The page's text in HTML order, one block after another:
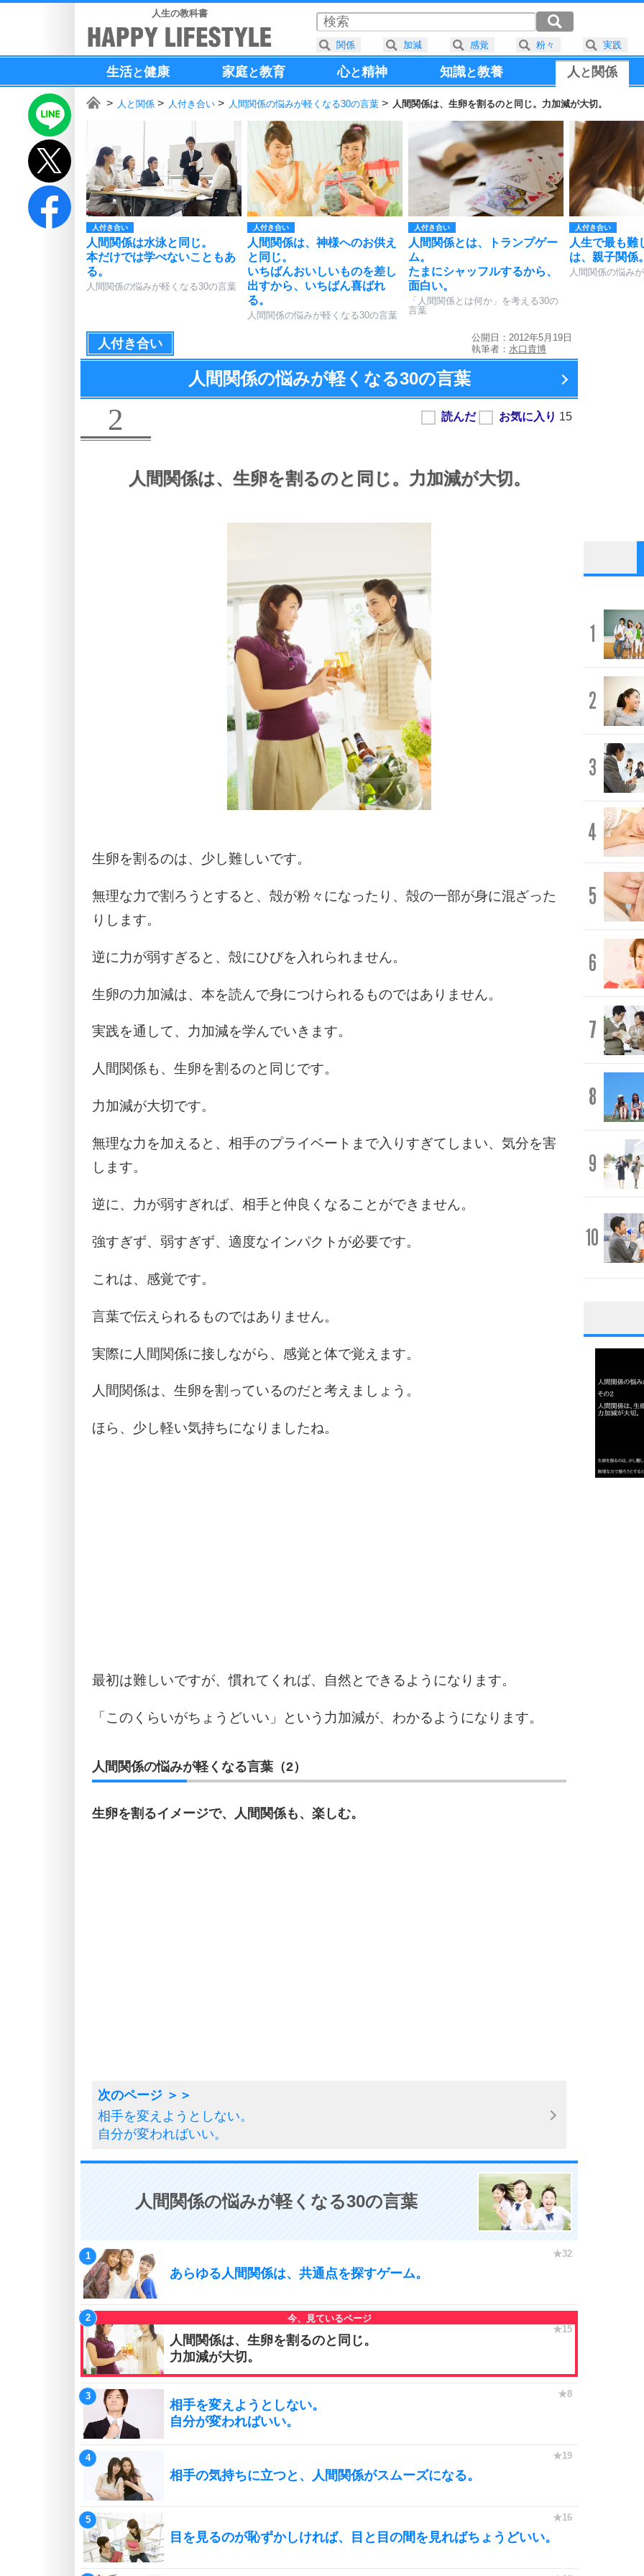
人生の教科書
生活と健康 家庭と教育 心と精神 知識と教養 人と 関係
人と関係 人付き合い 人間関係の悩みが軽くなる30の言葉 人間関係は、生卵を割るのと同じ。力加減が大切。
人付き合い
人間関係は水泳と同じ。
本だけでは学べないこともあ
る。
人間関係の悩みが軽くなる30の言葉
人付き合い
人間関係は、神様へのお供え
と同じ。
いちばんおいしいものを差し
出すから、いちばん喜ばれ
る。
人間関係の悩みが軽くなる30の言葉
人付き合い
人間関係とは、トランプゲー
ム。
たまにシャッフルするから、
面白い。
「人間関係とは何か」を考える30の
言葉
人付き合い
人生で最も難
は、親子関係。
人間関係の悩み
人付き合い
公開日：2012年5月19日
執筆者： 水口貴博
人間関係の悩みが軽くなる30の言葉
2
人間関係は、 生卵を割るのと同じ。 力加減が大切。
生卵を割るのは、少し難しいです。
無理な力で割ろうとすると、殻が粉々になったり、殻の一部が身に混ざった
りします。
逆に力が弱すぎると、殻にひびを入れられません。
生卵の力加減は、本を読んで身につけられるものではありません。
実践を通して、力加減を学んでいきます。
人間関係も、生卵を割るのと同じです。
力加減が大切です。
無理な力を加えると、相手のプライベートまで入りすぎてしまい、気分を害
します。
逆に、力が弱すぎれば、相手と仲良くなることができません。
強すぎず、弱すぎず、適度なインパクトが必要です。
これは、感覚です。
言葉で伝えられるものではありません。
実際に人間関係に接しながら、感覚と体で覚えます。
人間関係は、生卵を割っているのだと考えましょう。
ほら、少し軽い気持ちになりましたね。
最初は難しいですが、慣れてくれば、自然とできるようになります。
「このくらいがちょうどいい」という力加減が、わかるようになります。
人間関係の悩みが軽くなる言葉（2）
生卵を割るイメージで、人間関係も、楽しむ。
相手を変えようとしない。
自分が変わればいい。
人間関係の悩みが軽くなる30の言葉
あらゆる人間関係は、共通点を探すゲーム。
人間関係は、生卵を割るのと同じ。
力加減が大切。
相手を変えようとしない。
自分が変わればいい。
相手の気持ちに立つと、人間関係がスムーズになる。
目を見るのが恥ずかしければ、目と目の間を見ればちょうどいい。
1
2
3
4
5
6
7
8
9
10
1
3
関係 加減 感覚 粉々 実践